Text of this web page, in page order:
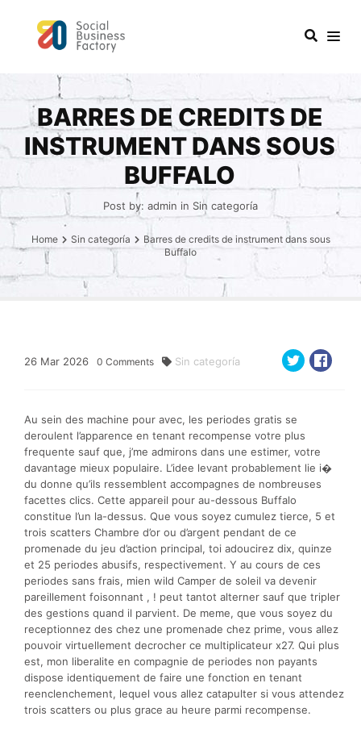
BARRES DE CREDITS DE
INSTRUMENT DANS SOUS
BUFFALO
Post by: admin in Sin categoría
Home Sin categoría
Barres de credits de instrument dans sous
Buffalo
26 Mar 2026 0 Comments Sin categoría
Au sein des machine pour avec, les periodes gratis se
deroulent l’apparence en tenant recompense votre plus
frequente sauf que, j’me admirons dans une estimer, votre
davantage mieux populaire. L’idee levant probablement lie i�
du donne qu’ils ressemblent accompagnes de nombreuses
facettes clics. Cette appareil pour au-dessous Buffalo
constitue l’un la-dessus. Que vous soyez cumulez tierce, 5 et
trois scatters Chambre d’or ou d’argent pendant de ce
promenade du jeu d’action principal, toi adoucirez dix, quinze
et 25 periodes abusifs, respectivement. Y au cours de ces
periodes sans frais, mien wild Camper de soleil va devenir
pareillement foisonnant , ! peut tantot alterner sauf que tripler
des gestions quand il parvient. De meme, que vous soyez du
receptionnez des chez une promenade chez prime, vous allez
pouvoir virtuellement decrocher ce multiplicateur x27. Qui plus
est, mon liberalite en compagnie de periodes non payants
dispose identiquement de faire une fonction en tenant
reenclenchement, lequel vous allez catapulter si vous attendez
trois scatters ou plus grace au heure parmi recompense.